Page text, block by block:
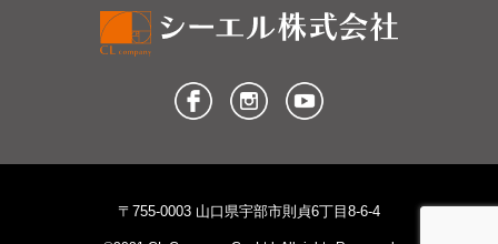
〒755-0003 山口県宇部市則貞6丁目8-6-4